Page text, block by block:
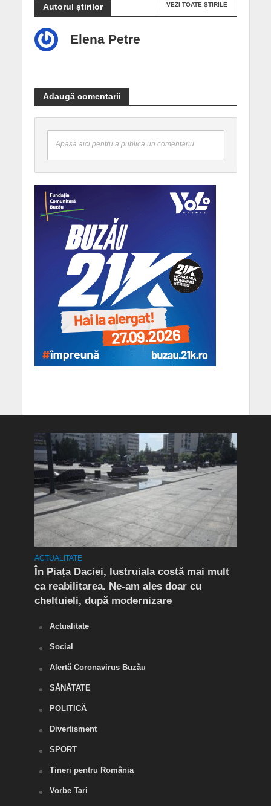
Autorul știrilor VEZI TOATE ȘTIRILE
Elena Petre
Adaugă comentarii
Apasă aici pentru a publica un comentariu
ACTUALITATE
În Piața Daciei, lustruiala costă mai mult
ca reabilitarea. Ne-am ales doar cu
cheltuieli, după modernizare
Actualitate
Social
Alertă Coronavirus Buzău
SĂNĂTATE
POLITICĂ
Divertisment
SPORT
Tineri pentru România
Vorbe Tari